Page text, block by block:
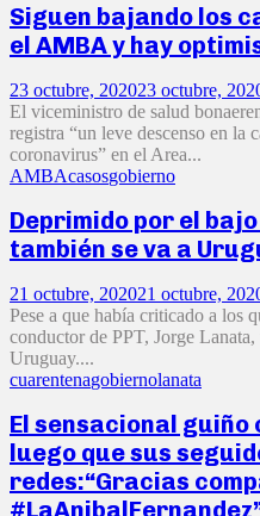
Siguen bajando los
el AMBA y hay
23 octubre, 202023 octubre,
El viceministro de salud
registra “un leve descenso en la
coronavirus” en el Area...
AMBAcasosgobierno
Deprimido por el
también se va a
21 octubre, 202021 octubre,
Pese a que había criticado a los
conductor de PPT, Jorge
Uruguay....
cuarentenagobiernolanata
El sensacional guiño
luego que sus
redes:“Gracias